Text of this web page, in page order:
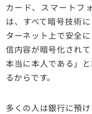
カード、スマートフ
は、すべて暗号技術
ターネット上で安全
信内容が暗号化され
本当に本人である」
るからです。
多くの人は銀行に預